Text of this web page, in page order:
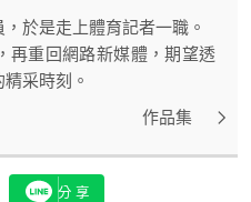
於是走上體育記者一職。
再重回網路新媒體，期望透
采時刻。
作品集
分享